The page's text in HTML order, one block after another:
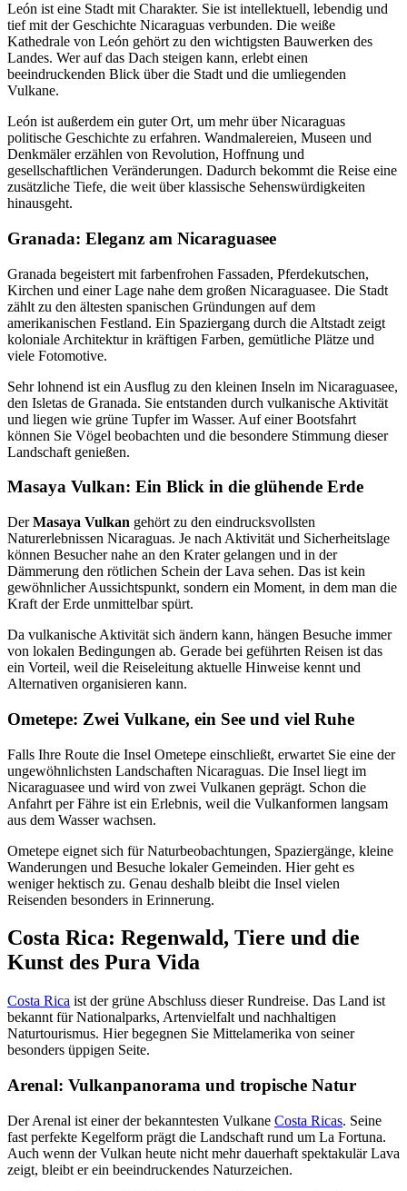
León ist eine Stadt mit Charakter. Sie ist intellektuell, lebendig und
tief mit der Geschichte Nicaraguas verbunden. Die weiße
Kathedrale von León gehört zu den wichtigsten Bauwerken des
Landes. Wer auf das Dach steigen kann, erlebt einen
beeindruckenden Blick über die Stadt und die umliegenden
Vulkane.
León ist außerdem ein guter Ort, um mehr über Nicaraguas
politische Geschichte zu erfahren. Wandmalereien, Museen und
Denkmäler erzählen von Revolution, Hoffnung und
gesellschaftlichen Veränderungen. Dadurch bekommt die Reise eine
zusätzliche Tiefe, die weit über klassische Sehenswürdigkeiten
hinausgeht.
Granada: Eleganz am Nicaraguasee
Granada begeistert mit farbenfrohen Fassaden, Pferdekutschen,
Kirchen und einer Lage nahe dem großen Nicaraguasee. Die Stadt
zählt zu den ältesten spanischen Gründungen auf dem
amerikanischen Festland. Ein Spaziergang durch die Altstadt zeigt
koloniale Architektur in kräftigen Farben, gemütliche Plätze und
viele Fotomotive.
Sehr lohnend ist ein Ausflug zu den kleinen Inseln im Nicaraguasee,
den Isletas de Granada. Sie entstanden durch vulkanische Aktivität
und liegen wie grüne Tupfer im Wasser. Auf einer Bootsfahrt
können Sie Vögel beobachten und die besondere Stimmung dieser
Landschaft genießen.
Masaya Vulkan: Ein Blick in die glühende Erde
DerMasaya Vulkan gehört zu den eindrucksvollsten
Naturerlebnissen Nicaraguas. Je nach Aktivität und Sicherheitslage
können Besucher nahe an den Krater gelangen und in der
Dämmerung den rötlichen Schein der Lava sehen. Das ist kein
gewöhnlicher Aussichtspunkt, sondern ein Moment, in dem man die
Kraft der Erde unmittelbar spürt.
Da vulkanische Aktivität sich ändern kann, hängen Besuche immer
von lokalen Bedingungen ab. Gerade bei geführten Reisen ist das
ein Vorteil, weil die Reiseleitung aktuelle Hinweise kennt und
Alternativen organisieren kann.
Ometepe: Zwei Vulkane, ein See und viel Ruhe
Falls Ihre Route die Insel Ometepe einschließt, erwartet Sie eine der
ungewöhnlichsten Landschaften Nicaraguas. Die Insel liegt im
Nicaraguasee und wird von zwei Vulkanen geprägt. Schon die
Anfahrt per Fähre ist ein Erlebnis, weil die Vulkanformen langsam
aus dem Wasser wachsen.
Ometepe eignet sich für Naturbeobachtungen, Spaziergänge, kleine
Wanderungen und Besuche lokaler Gemeinden. Hier geht es
weniger hektisch zu. Genau deshalb bleibt die Insel vielen
Reisenden besonders in Erinnerung.
Costa Rica: Regenwald, Tiere und die
Kunst des Pura Vida
Costa Rica ist der grüne Abschluss dieser Rundreise. Das Land ist
bekannt für Nationalparks, Artenvielfalt und nachhaltigen
Naturtourismus. Hier begegnen Sie Mittelamerika von seiner
besonders üppigen Seite.
Arenal: Vulkanpanorama und tropische Natur
Der Arenal ist einer der bekanntesten Vulkane Costa Ricas. Seine
fast perfekte Kegelform prägt die Landschaft rund um La Fortuna.
Auch wenn der Vulkan heute nicht mehr dauerhaft spektakulär Lava
zeigt, bleibt er ein beeindruckendes Naturzeichen.